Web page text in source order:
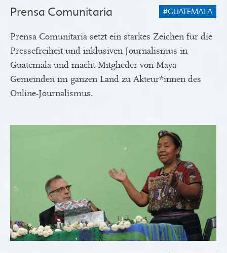
#GUATEMALA
Prensa Comunitaria
Prensa Comunitaria setzt ein starkes Zeichen für die
Pressefreiheit und inklusiven Journalismus in
Guatemala und macht Mitglieder von Maya-
Gemeinden im ganzen Land zu Akteur*innen des
Online-Journalismus.